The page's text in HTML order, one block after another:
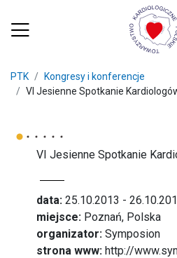
PTK
Kongresy i konferencje
VI Jesienne Spotkanie
VI Jesienne Spotkanie
data: 25.10.2013 -
miejsce: Poznań, Polska
organizator: Symposion
strona www: http://